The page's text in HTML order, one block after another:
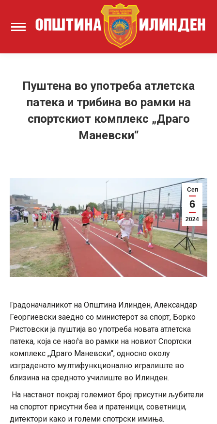
Пуштена во употреба атлетска
патека и трибина во рамки на
спортскиот комплекс „Драго
Маневски“
Сеп
6
2024
Градоначалникот на Општина Илинден, Александар
Георгиевски заедно со министерот за спорт, Борко
Ристовски ја пуштија во употреба новата атлетска
патека, која се наоѓа во рамки на новиот Спортски
комплекс „Драго Маневски“, односно околу
изграденото мултифункционално игралиште во
близина на средното училиште во Илинден.
На настанот покрај големиот број присутни љубители
на спортот присутни беа и пратеници, советници,
дитектори како и големи спотрски имиња.